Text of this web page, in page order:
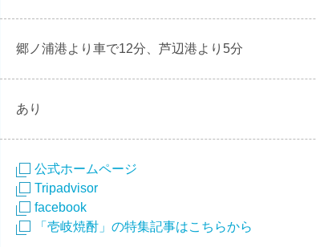
郷ノ浦港より車で12分、芦辺港より5分
あり
公式ホームページ
Tripadvisor
facebook
「壱岐焼酎」の特集記事はこちらから